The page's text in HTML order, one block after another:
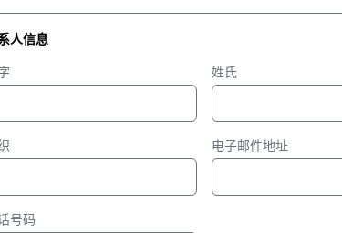
人信息
姓氏
电子邮件地址
号码